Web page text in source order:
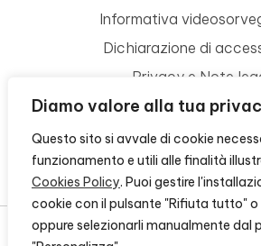
Diamo valore alla tua
Questo sito si avvale di cookie
funzionamento e utili alle finalità
Cookies Policy. Puoi gestire
cookie con il pulsante "Rifiuta tutto"
oppure selezionarli manualmente dal
Informativa
Dichiarazione di
Privacy e Note
Termini di utilizzo
Cookie policy
Contattaci